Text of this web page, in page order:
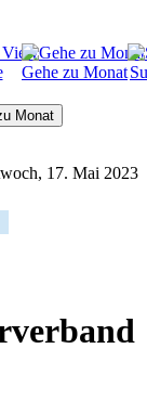
Gehe zu Monat
Monat
17. Mai 2023